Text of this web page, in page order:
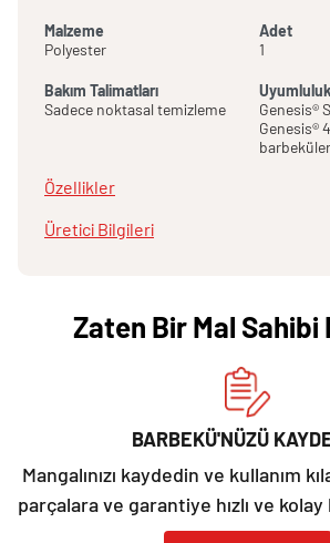
Malzeme
Polyester
Adet
1
Bakım Talimatları
Sadece noktasal temizleme
Uyumluluk
Genesis®
Genesis®
Özellikler
Üretici Bilgileri
Zaten Bir Mal Sahibi
BARBEKÜ'NÜZÜ
Mangalınızı kaydedin ve kullanım
parçalara ve garantiye hızlı ve